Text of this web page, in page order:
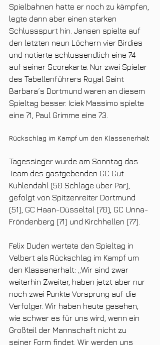
Spielbahnen hatte er noch zu kämpfen,
legte dann aber einen starken
Schlussspurt hin. Jansen spielte auf
den letzten neun Löchern vier Birdies
und notierte schlussendlich eine 74
auf seiner Scorekarte. Nur zwei Spieler
des Tabellenführers Royal Saint
Barbara´s Dortmund waren an diesem
Spieltag besser. Iciek Massimo spielte
eine 71, Paul Grimme eine 73.
Rückschlag im Kampf um den Klassenerhalt
Tagessieger wurde am Sonntag das
Team des gastgebenden GC Gut
Kuhlendahl (50 Schläge über Par),
gefolgt von Spitzenreiter Dortmund
(51), GC Haan-Düsseltal (70), GC Unna-
Fröndenberg (71) und Kirchhellen (77).
Felix Duden wertete den Spieltag in
Velbert als Rückschlag im Kampf um
den Klassenerhalt: „Wir sind zwar
weiterhin Zweiter, haben jetzt aber nur
noch zwei Punkte Vorsprung auf die
Verfolger. Wir haben heute gesehen,
wie schwer es für uns wird, wenn ein
Großteil der Mannschaft nicht zu
seiner Form findet. Wir werden uns